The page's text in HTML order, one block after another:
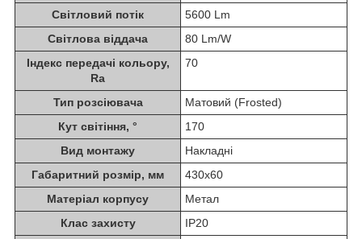
Світловий потік
5600 Lm
Світлова віддача
80 Lm/W
Індекс передачі кольору,
Ra
70
Тип розсіювача
Матовий (Frosted)
Кут світіння, °
170
Вид монтажу
Накладні
Габаритний розмір, мм
430х60
Матеріал корпусу
Метал
Клас захисту
IP20